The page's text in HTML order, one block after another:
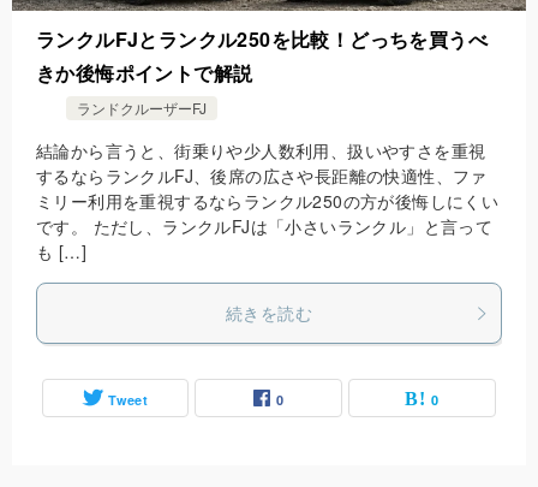
ランクルFJとランクル250を比較！どっちを買うべ
きか後悔ポイントで解説
ランドクルーザーFJ
結論から言うと、街乗りや少人数利用、扱いやすさを重視
するならランクルFJ、後席の広さや長距離の快適性、ファ
ミリー利用を重視するならランクル250の方が後悔しにくい
です。 ただし、ランクルFJは「小さいランクル」と言って
も […]
続きを読む
Tweet 0 0